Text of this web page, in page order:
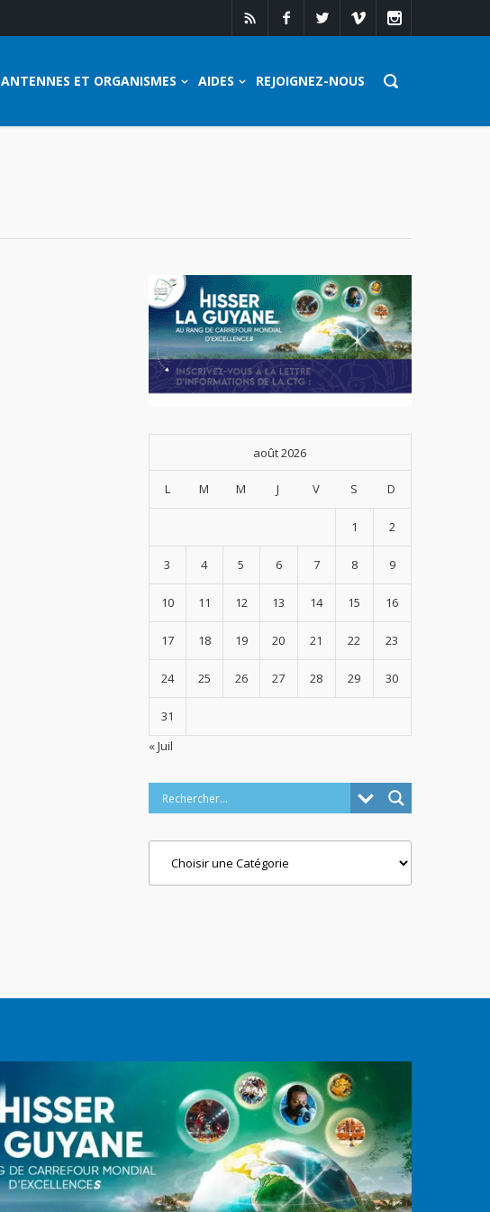
ANTENNES ET ORGANISMES AIDES REJOIGNEZ-NOUS
août 2026
L M M J V S D
1 2
3 4 5 6 7 8 9
10 11 12 13 14 15 16
17 18 19 20 21 22 23
24 25 26 27 28 29 30
31
« Juil